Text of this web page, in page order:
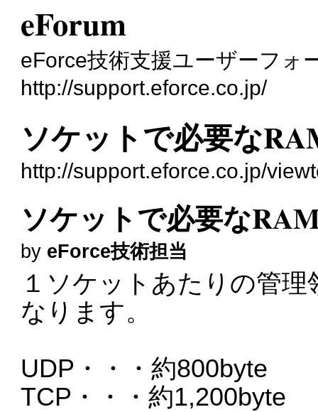
eForum
eForce技術支援ユーザーフォ
http://support.eforce.co.jp/
ソケットで必要な
http://support.eforce.co.jp/
ソケットで必要な
by eForce技術担当
１ソケットあたりの管
なります。
UDP・・・約800byte
TCP・・・約1,200byte